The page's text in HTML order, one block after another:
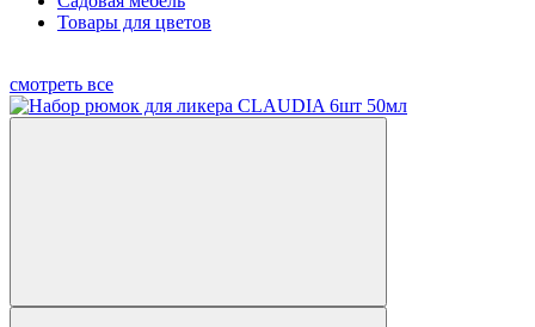
Товары для цветов
смотреть все